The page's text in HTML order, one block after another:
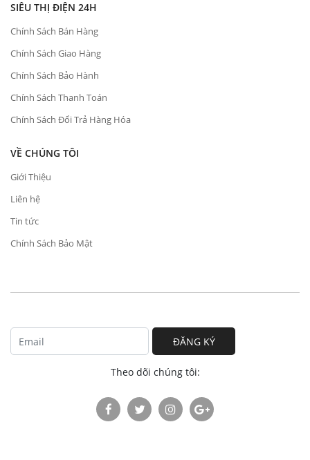
SIÊU THỊ ĐIỆN 24H
Chính Sách Bán Hàng
Chính Sách Giao Hàng
Chính Sách Bảo Hành
Chính Sách Thanh Toán
Chính Sách Đổi Trả Hàng Hóa
VỀ CHÚNG TÔI
Giới Thiệu
Liên hệ
Tin tức
Chính Sách Bảo Mật
ĐĂNG KÝ
Theo dõi chúng tôi: